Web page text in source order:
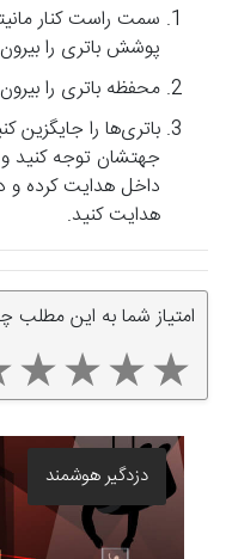
سمت راست کنار
پوشش باتری را
محفظه باتری را بیرون
باتری‌ها را جایگزین
جهتشان توجه کنید
داخل هدایت کرده
هدایت کنید.
امتیاز شما به این
بهترین قفل برقی درب